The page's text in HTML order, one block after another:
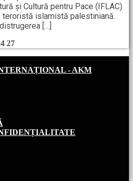
și Cultură pentru Pace (IFLAC)
islamistă palestiniană.
[…]
27
- AKM